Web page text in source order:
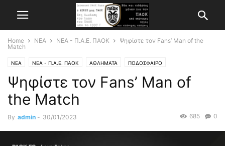
Home ΝΕΑ ΝΕΑ - Π.Α.Ε. ΠΑΟΚ
Ψηφίστε τον Fans’ Man of the
Match
ΝΕΑ ΝΕΑ - Π.Α.Ε. ΠΑΟΚ ΑΘΛΗΜΑΤΑ ΠΟΔΟΣΦΑΙΡΟ
Ψηφίστε τον Fans’ Man of
the Match
By admin - 30/01/2023 0
685